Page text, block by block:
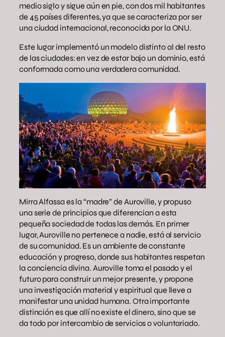
medio siglo y sigue aún en pie, con dos mil habitantes
de 45 países diferentes, ya que se caracteriza por ser
una ciudad internacional, reconocida por la ONU.
Este lugar implementó un modelo distinto al del resto
de las ciudades: en vez de estar bajo un dominio, está
conformada como una verdadera comunidad.
Mirra Alfassa es la “madre” de Auroville, y propuso
una serie de principios que diferencian a esta
pequeña sociedad de todas las demás. En primer
lugar, Auroville no pertenece a nadie, está al servicio
de su comunidad. Es un ambiente de constante
educación y progreso, donde sus habitantes respetan
la conciencia divina. Auroville toma el pasado y el
futuro para construir un mejor presente, y propone
una investigación material y espiritual que lleve a
manifestar una unidad humana. Otra importante
distinción es que allí no existe el dinero, sino que se
da todo por intercambio de servicios o voluntariado.